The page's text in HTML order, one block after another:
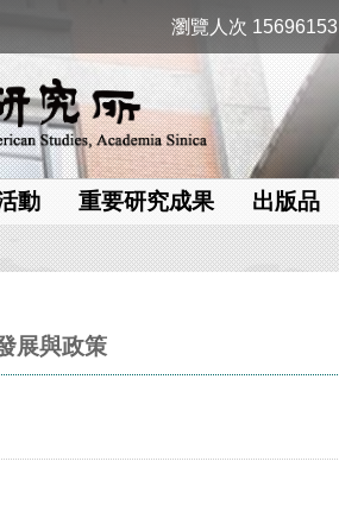
瀏覽人次 15696153
動 重要研究成果 出版品
展與政策